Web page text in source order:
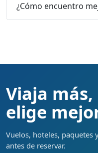
¿Cómo encuentro
Viaja más,
elige
Vuelos, hoteles, paquetes
antes de reservar.